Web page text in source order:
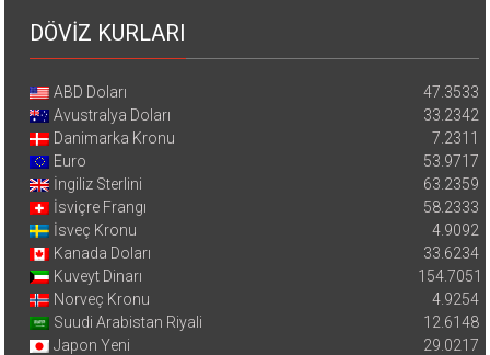
DÖVİZ KURLARI
ABD Doları
47.3533
Avustralya Doları
33.2342
Danimarka Kronu
7.2311
Euro
53.9717
İngiliz Sterlini
63.2359
İsviçre Frangı
58.2333
İsveç Kronu
4.9092
Kanada Doları
33.6234
Kuveyt Dinarı
154.7051
Norveç Kronu
4.9254
Suudi Arabistan Riyali
12.6148
Japon Yeni
29.0217